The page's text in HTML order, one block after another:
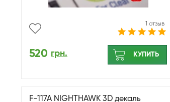
1 отзыв
520 грн. КУПИТЬ
F-117A NIGHTHAWK 3D декаль